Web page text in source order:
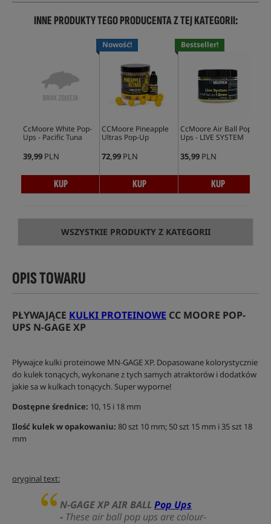
INNE PRODUKTY TEGO PRODUCENTA Z TEJ KATEGORII:
CcMoore White Pop-
Ups - Pacific Tuna
39,99 PLN
KUP
Nowość!
CCMoore Pineapple
Ultras Pop-Up
72,99 PLN
KUP
Bestseller!
CcMoore Air Ball Pop-
Ups - LIVE SYSTEM
35,99 PLN
KUP
WSZYSTKIE PRODUKTY Z KATEGORII
OPIS TOWARU
PŁYWAJĄCE KULKI PROTEINOWE CC MOORE POP-
UPS N-GAGE XP
Pływajce kulki proteinowe MN-GAGE XP. Dopasowane kolorystycznie
do kulek tonących, wykonane z tych samych atraktorów i dodatków
jakie sa w kulkach tonących. Super wyporne!
Dostępne średnice: 10, 15 i 18 mm
Ilość kulek w opakowaniu: 80 szt 10 mm; 50 szt 15 mm i 35 szt 18
mm
oryginal text:
N-GAGE XP AIR BALL Pop Ups
- These air ball pop ups are colour-